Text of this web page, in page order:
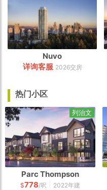
Nuvo
详询客服 2026交房
热门小区
Parc Thompson
$778/呎 2022年建
列治文